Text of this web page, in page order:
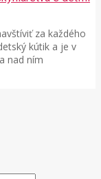
za každého
kútik a je v
nad ním